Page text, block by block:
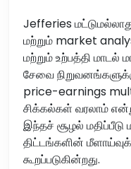
Jefferies
மற்றும் market
மற்றும் உற்பத்தி
சேவை
price-earnings
சிக்கல்கள் வரலாம்
இந்தச் சூழல் மதிப்பீடு
திட்டங்களின்
கூறப்படுகின்றது.